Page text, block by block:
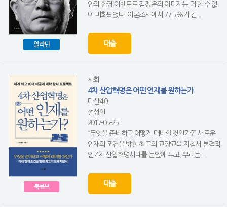
알라딘
안의 환영 이벤트로 김정은의 이미지는 더 할 수 없
이 미화되었다. 여론조사에서 77.5%가 김...
대출
북큐브
사회
4차 산업혁명은 어떤 인재를 원하는가
다산4.0
설성인
2017-05-25
“무엇을 준비하고 어떻게 대비할 것인가?” 새로운
인재의 조건을 밝힌 최고의 교양교육 지침서 본격적
인 4차 산업혁명시대를 눈앞에 두고, 우리는...
대출